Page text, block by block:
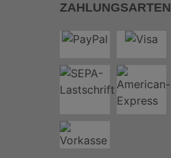
ZAHLUNGSARTEN